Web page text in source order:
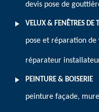
devis pose de
VELUX & FENÊTRES DE
pose et réparation de
réparateur
PEINTURE & BOISERIE
peinture façade,